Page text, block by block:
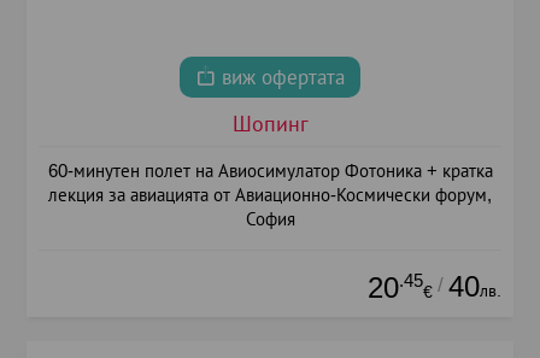
виж офертата
Шопинг
60-минутен полет на Авиосимулатор Фотоника + кратка
лекция за авиацията от Авиационно-Космически форум,
София
20.45
€ / 40лв.